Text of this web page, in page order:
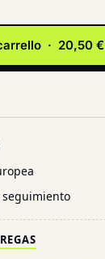
· 20,50 €
seguimiento